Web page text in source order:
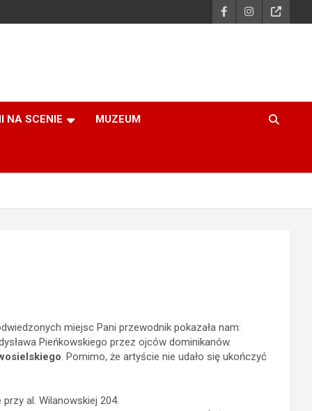
NA SCENIE MUZEUM
miejsc Pani przewodnik pokazała nam:
Pieńkowskiego przez ojców dominikanów.
. Pomimo, że artyście nie udało się ukończyć
al. Wilanowskiej 204.